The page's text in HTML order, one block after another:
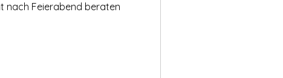
nach Feierabend beraten